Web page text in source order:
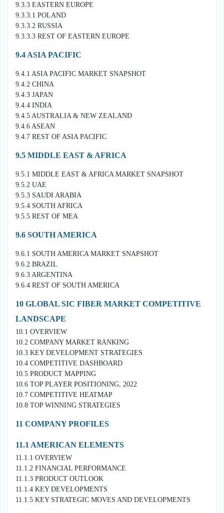
9.3.3 EASTERN EUROPE
9.3.3.1 POLAND
9.3.3.2 RUSSIA
9.3.3.3 REST OF EASTERN EUROPE
9.4 ASIA PACIFIC
9.4.1 ASIA PACIFIC MARKET SNAPSHOT
9.4.2 CHINA
9.4.3 JAPAN
9.4.4 INDIA
9.4.5 AUSTRALIA & NEW ZEALAND
9.4.6 ASEAN
9.4.7 REST OF ASIA PACIFIC
9.5 MIDDLE EAST & AFRICA
9.5.1 MIDDLE EAST & AFRICA MARKET SNAPSHOT
9.5.2 UAE
9.5.3 SAUDI ARABIA
9.5.4 SOUTH AFRICA
9.5.5 REST OF MEA
9.6 SOUTH AMERICA
9.6.1 SOUTH AMERICA MARKET SNAPSHOT
9.6.2 BRAZIL
9.6.3 ARGENTINA
9.6.4 REST OF SOUTH AMERICA
10 GLOBAL SIC FIBER MARKET COMPETITIVE
LANDSCAPE
10.1 OVERVIEW
10.2 COMPANY MARKET RANKING
10.3 KEY DEVELOPMENT STRATEGIES
10.4 COMPETITIVE DASHBOARD
10.5 PRODUCT MAPPING
10.6 TOP PLAYER POSITIONING, 2022
10.7 COMPETITIVE HEATMAP
10.8 TOP WINNING STRATEGIES
11 COMPANY PROFILES
11.1 AMERICAN ELEMENTS
11.1.1 OVERVIEW
11.1.2 FINANCIAL PERFORMANCE
11.1.3 PRODUCT OUTLOOK
11.1.4 KEY DEVELOPMENTS
11.1.5 KEY STRATEGIC MOVES AND DEVELOPMENTS